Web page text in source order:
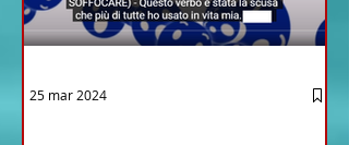
25 mar 2024